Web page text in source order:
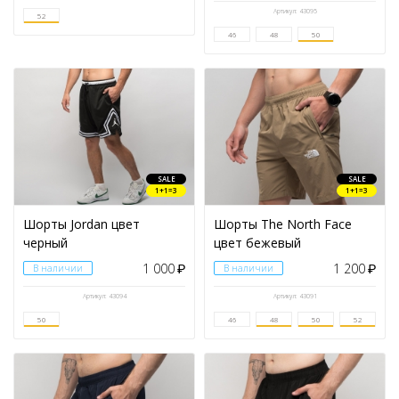
РАЗМЕР ОДЕЖДЫ
48 50
БРЕНД
ПРЕДМЕТ ОДЕЖДЫ
52 Артикул: 43095
46 48 50
SALE
1+1=3
Шорты Jordan цвет
черный
В наличии 1 000₽
Артикул: 43094
50
SALE
1+1=3
Шорты The North Face
цвет бежевый
В наличии 1 200₽
Артикул: 43091
46 48 50 52